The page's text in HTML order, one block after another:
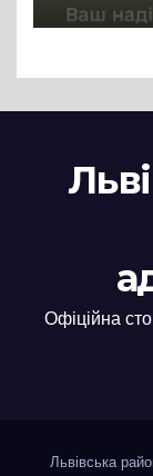
Офіційна
Львівська